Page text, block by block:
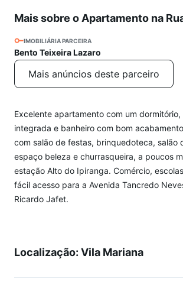
Mais sobre o Apartamento na
IMOBILIÁRIA PARCEIRA
Bento Teixeira Lazaro
Mais anúncios deste parceiro
Excelente apartamento com um dormitório,
integrada e banheiro com bom
com salão de festas, brinquedoteca, salão
espaço beleza e churrasqueira, a poucos
estação Alto do Ipiranga. Comércio,
fácil acesso para a Avenida Tancredo
Ricardo Jafet.
Localização: Vila Mariana